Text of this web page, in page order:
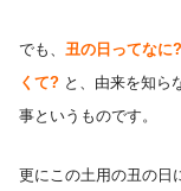
でも、 丑の日ってな
くて? と、由来を知ら
事というものです。
更にこの土用の丑の日